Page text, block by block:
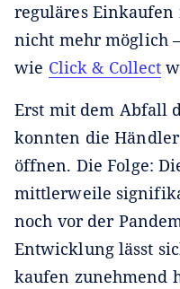
reguläres
nicht mehr möglich
wie Click & Collect
Erst mit dem Abfall
konnten die
öffnen. Die Folge:
mittlerweile
noch vor der
Entwicklung lässt
kaufen zunehmend